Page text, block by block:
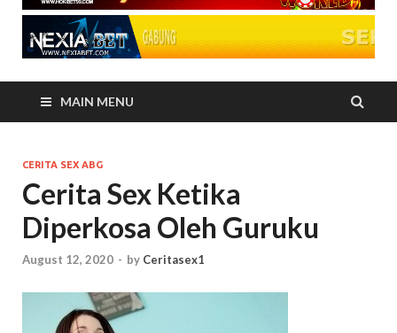
MAIN MENU
CERITA SEX ABG
Cerita Sex Ketika
Diperkosa Oleh Guruku
August 12, 2020 - by Ceritasex1